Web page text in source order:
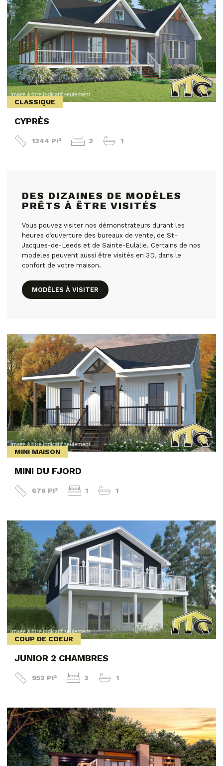
CLASSIQUE
CYPRÈS
1244 PI² 2 1
DES DIZAINES DE MODÈLES
PRÊTS À ÊTRE VISITÉS
Vous pouvez visiter nos démonstrateurs durant les
heures d’ouverture des bureaux de vente, de St-
Jacques-de-Leeds et de Sainte-Eulalie. Certains de nos
modèles peuvent aussi être visités en 3D, dans le
confort de votre maison.
MODÈLES À VISITER
MINI MAISON
MINI DU FJORD
676 PI² 1 1
COUP DE COEUR
JUNIOR 2 CHAMBRES
952 PI² 2 1